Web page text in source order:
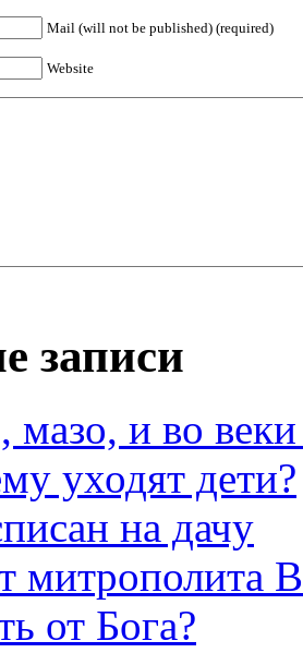
Mail (will not be published) (required)
Website
записи
мазо, и во веки
уходят дети?
на дачу
митрополита
от Бога?